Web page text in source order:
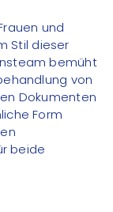
und
Stil dieser
bemüht
von
Dokumenten
Form
beide